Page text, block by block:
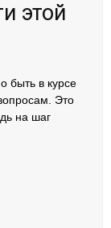
этой
быть в курсе
Это
на шаг